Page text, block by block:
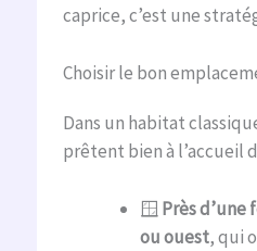
caprice, c’est une
Choisir le bon
Dans un habitat
prêtent bien à l’accueil
🪟 Près
ou ouest, qui